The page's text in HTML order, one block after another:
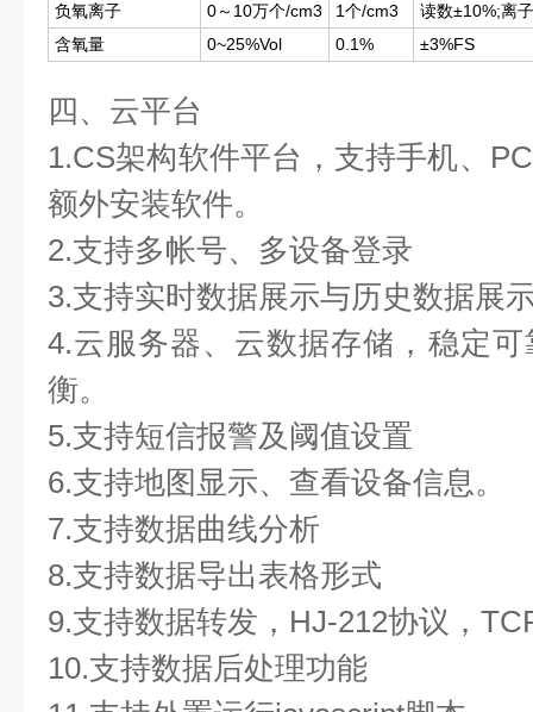
负氧离子
0～10万个/cm3 1个/cm3
读数±10%;离
含氧量
0~25%Vol 0.1% ±3%FS
四、云平台
1.CS架构软件平台，支持手机、
额外安装软件。
2.支持多帐号、多设备登录
3.支持实时数据展示与历史数据展
4.云服务器、云数据存储，稳定
衡。
5.支持短信报警及阈值设置
6.支持地图显示、查看设备信息。
7.支持数据曲线分析
8.支持数据导出表格形式
9.支持数据转发，HJ-212协议，
10.支持数据后处理功能